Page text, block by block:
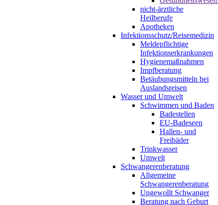
nicht-ärztliche
Heilberufe
Apotheken
Infektionsschutz/Reisemedizin
Meldepflichtige
Infektionserkrankungen
Hygienemaßnahmen
Impfberatung
Betäubungsmitteln bei
Auslandsreisen
Wasser und Umwelt
Schwimmen und Baden
Badestellen
EU-Badeseen
Hallen- und
Freibäder
Trinkwasser
Umwelt
Schwangerenberatung
Allgemeine
Schwangerenberatung
Ungewollt Schwanger
Beratung nach Geburt